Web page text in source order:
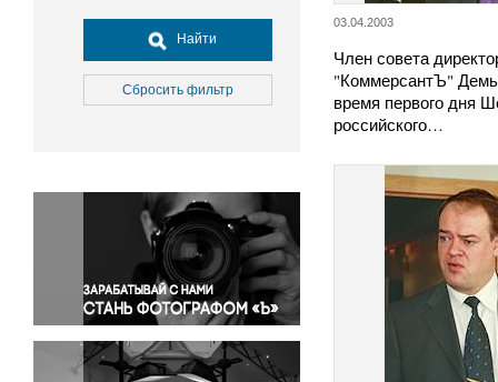
Досуг, туризм и отдых
Культура
Медицина
Окружающая среда
Политика
Правосудие
Происшествия и конфликты
Религия
Светская жизнь
Спорт
Найти
Сбросить фильтр
03.04.2003
Член совета
"КоммерсантЪ"
время первого дня
российского…